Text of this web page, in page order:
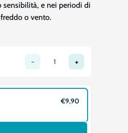
e nei periodi di
o vento.
- +
€9,90